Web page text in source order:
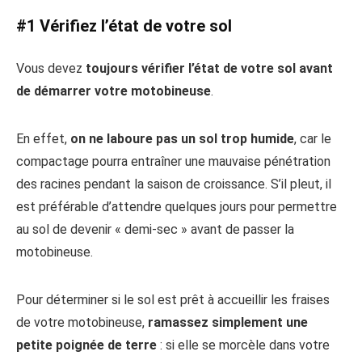
#1 Vérifiez l’état de votre sol
Vous devez toujours vérifier l’état de votre sol avant
de démarrer votre motobineuse.
En effet, on ne laboure pas un sol trop humide, car le
compactage pourra entraîner une mauvaise pénétration
des racines pendant la saison de croissance. S’il pleut, il
est préférable d’attendre quelques jours pour permettre
au sol de devenir « demi-sec » avant de passer la
motobineuse.
Pour déterminer si le sol est prêt à accueillir les fraises
de votre motobineuse, ramassez simplement une
petite poignée de terre : si elle se morcèle dans votre